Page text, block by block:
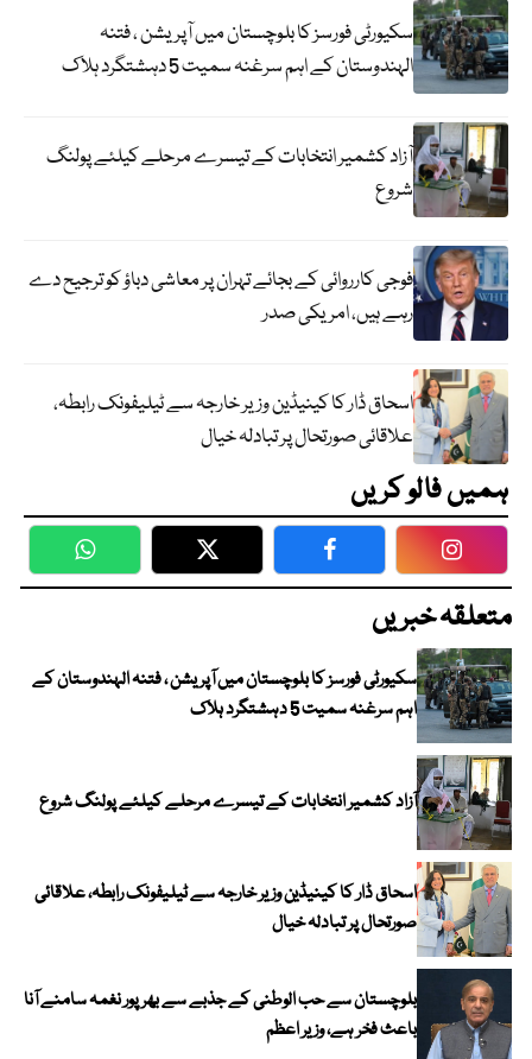
سکیورٹی فورسز کا بلوچستان میں آپریشن ، فتنہ
الہندوستان کے اہم سرغنہ سمیت 5 دہشتگرد ہلاک
آزاد کشمیر انتخابات کے تیسرے مرحلے کیلئے پولنگ
شروع
فوجی کارروائی کے بجائے تہران پر معاشی دباؤ کو ترجیح دے
رہے ہیں، امریکی صدر
اسحاق ڈار کا کینیڈین وزیر خارجہ سے ٹیلیفونک رابطہ،
علاقائی صورتحال پر تبادلہ خیال
ہمیں فالو کریں
WhatsApp Twitter Facebook
متعلقہ خبریں
سکیورٹی فورسز کا بلوچستان میں آپریشن ، فتنہ الہندوستان کے
اہم سرغنہ سمیت 5 دہشتگرد ہلاک
آزاد کشمیر انتخابات کے تیسرے مرحلے کیلئے پولنگ شروع
اسحاق ڈار کا کینیڈین وزیر خارجہ سے ٹیلیفونک رابطہ، علاقائی
صورتحال پر تبادلہ خیال
بلوچستان سے حب الوطنی کے جذبے سے بھرپور نغمہ سامنے آنا
باعث فخر ہے، وزیر اعظم